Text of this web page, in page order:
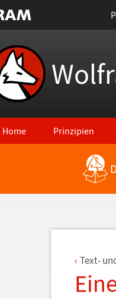
Home Prinzipien
Zurück zu den neuesten
Text-